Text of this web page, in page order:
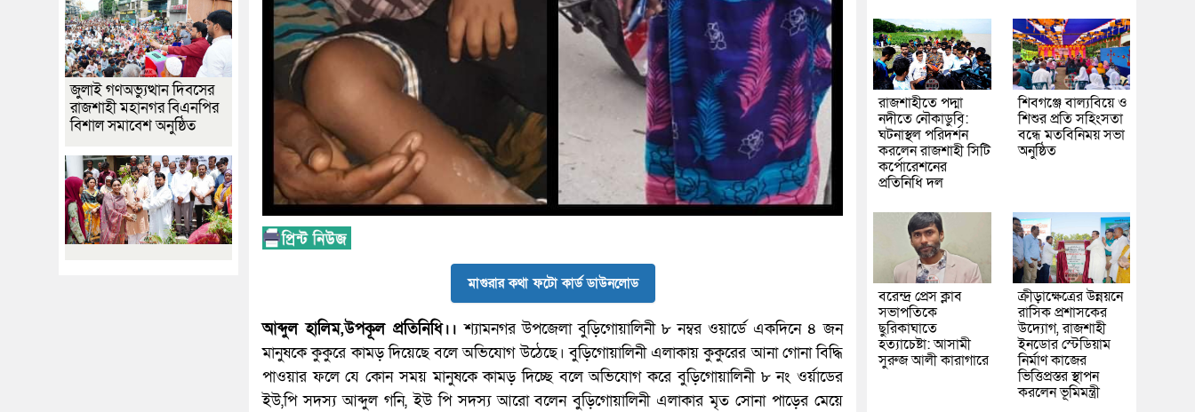
মাগুরার কথা ফটো কার্ড ডাউনলোড
আব্দুল হালিম,উপকূল প্রতিনিধি।। শ্যামনগর উপজেলা বুড়িগোয়ালিনী ৮ নম্বর ওয়ার্ডে একদিনে ৪ জন
মানুষকে কুকুরে কামড় দিয়েছে বলে অভিযোগ উঠেছে। বুড়িগোয়ালিনী এলাকায় কুকুরের আনা গোনা বিদ্ধি
পাওয়ার ফলে যে কোন সময় মানুষকে কামড় দিচ্ছে বলে অভিযোগ করে বুড়িগোয়ালিনী ৮ নং ওর্য়াডের
ইউ,পি সদস্য আব্দুল গনি, ইউ পি সদস্য আরো বলেন বুড়িগোয়ালিনী এলাকার মৃত সোনা পাড়ের মেয়ে
জুলাই গণঅভ্যুত্থান দিবসের
রাজশাহী মহানগর বিএনপির
বিশাল সমাবেশ অনুষ্ঠিত
রাজশাহীতে পদ্মা
নদীতে নৌকাডুবি:
ঘটনাস্থল পরিদর্শন
করলেন রাজশাহী সিটি
কর্পোরেশনের
প্রতিনিধি দল
শিবগঞ্জে বাল্যবিয়ে ও
শিশুর প্রতি সহিংসতা
বন্ধে মতবিনিময় সভা
অনুষ্ঠিত
বরেন্দ্র প্রেস ক্লাব
সভাপতিকে
ছুরিকাঘাতে
হত্যাচেষ্টা: আসামী
সুরুজ আলী কারাগারে
ক্রীড়াক্ষেত্রের উন্নয়নে
রাসিক প্রশাসকের
উদ্যোগ, রাজশাহী
ইনডোর স্টেডিয়াম
নির্মাণ কাজের
ভিত্তিপ্রস্তর স্থাপন
করলেন ভূমিমন্ত্রী